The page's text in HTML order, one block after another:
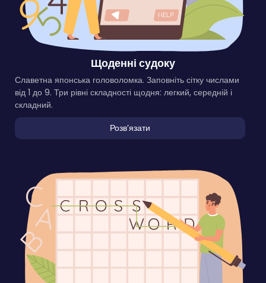
Щоденні судоку
Славетна японська головоломка. Заповніть сітку числами
від 1 до 9. Три рівні складності щодня: легкий, середній і
складний.
Розвʼязати